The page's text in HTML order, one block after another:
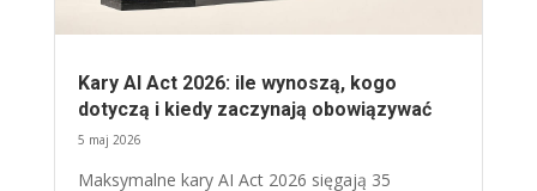
Kary AI Act 2026: ile wynoszą, kogo
dotyczą i kiedy zaczynają obowiązywać
5 maj 2026
Maksymalne kary AI Act 2026 sięgają 35